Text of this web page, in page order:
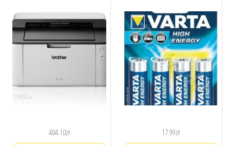
404.10zł 17.99zł